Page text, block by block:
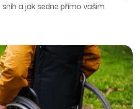
a jak sedne přímo vašim